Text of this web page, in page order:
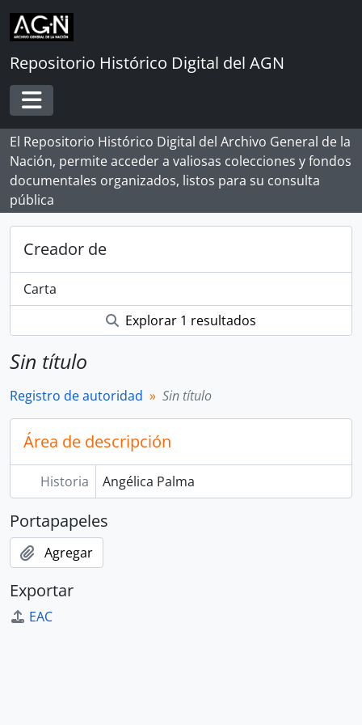
Skip to main content
Repositorio Histórico Digital del AGN
Toggle navigation
El Repositorio Histórico Digital del Archivo General de la
Nación, permite acceder a valiosas colecciones y fondos
documentales organizados, listos para su consulta
pública
Creador de
Carta
Explorar 1 resultados
Sin título
Registro de autoridad Sin título
Área de descripción
Historia Angélica Palma
Portapapeles
Agregar
Exportar
EAC